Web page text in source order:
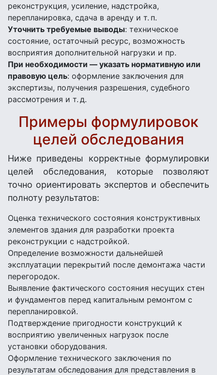
реконструкция, усиление, надстройка,
перепланировка, сдача в аренду и т. п.
Уточнить требуемые выводы: техническое
состояние, остаточный ресурс, возможность
восприятия дополнительной нагрузки и пр.
При необходимости — указать нормативную или
правовую цель: оформление заключения для
экспертизы, получения разрешения, судебного
рассмотрения и т. д.
Примеры формулировок
целей обследования
Ниже приведены корректные формулировки
целей обследования, которые позволяют
точно ориентировать экспертов и обеспечить
полноту результатов:
Оценка технического состояния конструктивных
элементов здания для разработки проекта
реконструкции с надстройкой.
Определение возможности дальнейшей
эксплуатации перекрытий после демонтажа части
перегородок.
Выявление фактического состояния несущих стен
и фундаментов перед капитальным ремонтом с
перепланировкой.
Подтверждение пригодности конструкций к
восприятию увеличенных нагрузок после
установки оборудования.
Оформление технического заключения по
результатам обследования для представления в